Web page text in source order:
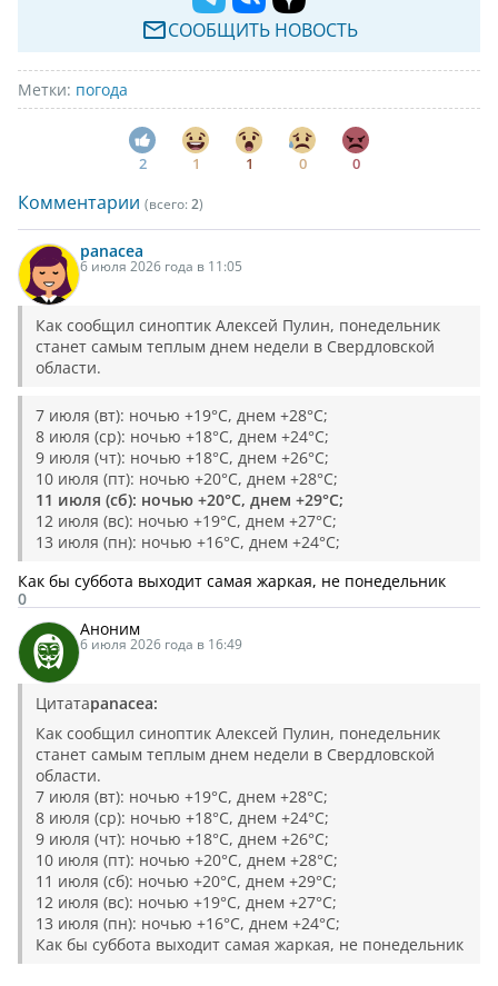
СООБЩИТЬ НОВОСТЬ
Метки: погода
2 1 1 0 0
Комментарии (всего: 2)
panacea
6 июля 2026 года в 11:05
Как сообщил синоптик Алексей Пулин, понедельник
станет самым теплым днем недели в Свердловской
области.
7 июля (вт): ночью +19°C, днем +28°C;
8 июля (ср): ночью +18°C, днем +24°C;
9 июля (чт): ночью +18°C, днем +26°C;
10 июля (пт): ночью +20°C, днем +28°C;
11 июля (сб): ночью +20°C, днем +29°C;
12 июля (вс): ночью +19°C, днем +27°C;
13 июля (пн): ночью +16°C, днем +24°C;
Как бы суббота выходит самая жаркая, не понедельник
0
Аноним
6 июля 2026 года в 16:49
Цитатаpanacea:
Как сообщил синоптик Алексей Пулин, понедельник
станет самым теплым днем недели в Свердловской
области.
7 июля (вт): ночью +19°C, днем +28°C;
8 июля (ср): ночью +18°C, днем +24°C;
9 июля (чт): ночью +18°C, днем +26°C;
10 июля (пт): ночью +20°C, днем +28°C;
11 июля (сб): ночью +20°C, днем +29°C;
12 июля (вс): ночью +19°C, днем +27°C;
13 июля (пн): ночью +16°C, днем +24°C;
Как бы суббота выходит самая жаркая, не понедельник